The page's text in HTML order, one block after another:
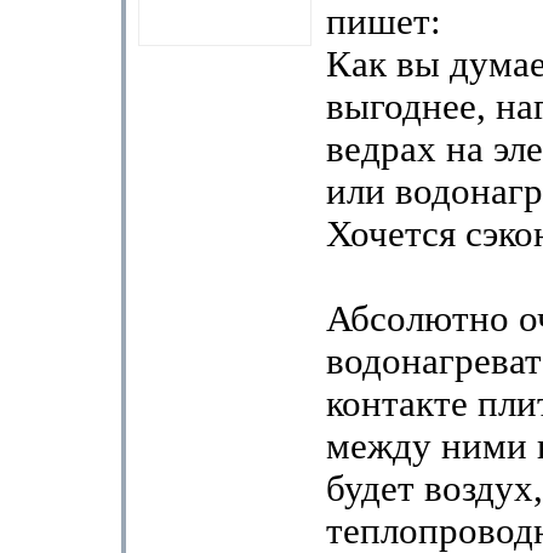
пишет:
Как вы
выгоднее,
ведрах на
или
Хочется
Абсолютно
контакте
между ними
будет